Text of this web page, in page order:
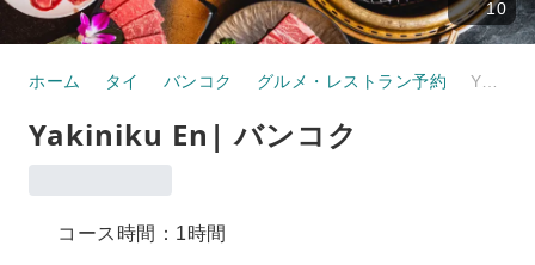
10
ホーム タイ バンコク グルメ・レストラン予約 Yakiniku En| バンコク
Yakiniku En| バンコク
コース時間：1時間